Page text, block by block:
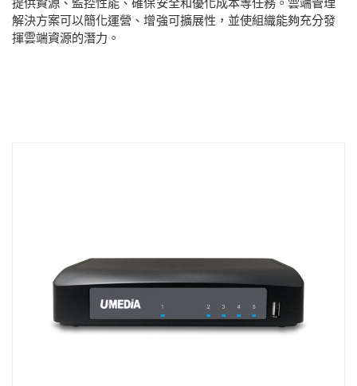
解決方案可以簡化運營、增強可擴展性，並使組織能夠充分發
揮雲端資源的潛力。